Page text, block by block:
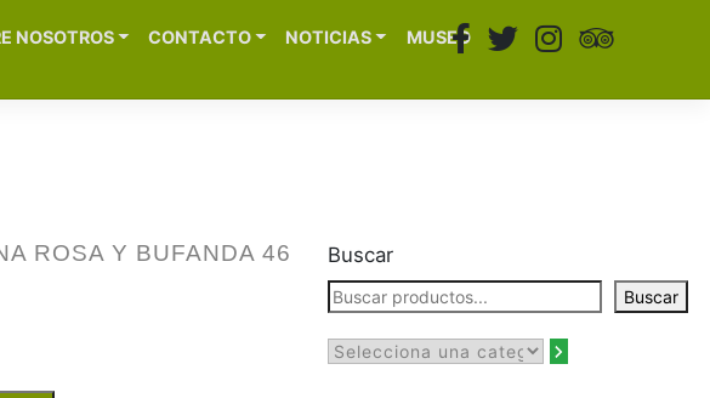
NOSOTROS CONTACTO NOTICIAS MUSEO
ROSA Y BUFANDA 46
Buscar
Buscar